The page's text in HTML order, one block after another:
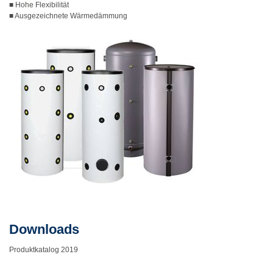
■ Hohe Flexibilität
■ Ausgezeichnete Wärmedämmung
Downloads
Produktkatalog 2019